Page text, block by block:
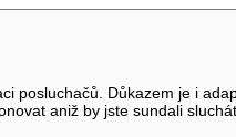
posluchačů. Důkazem je i
aniž by jste sundali